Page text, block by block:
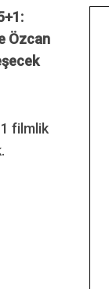
Özcan
filmlik